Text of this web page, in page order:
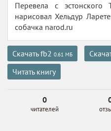
Перевела с эстонского
нарисовал Хельдур
собачка narod.ru
Скачать fb2 0.61 МБ
Читать книгу
0
читателей